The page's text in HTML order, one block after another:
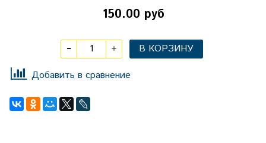
150.00 руб
В КОРЗИНУ
Добавить в сравнение